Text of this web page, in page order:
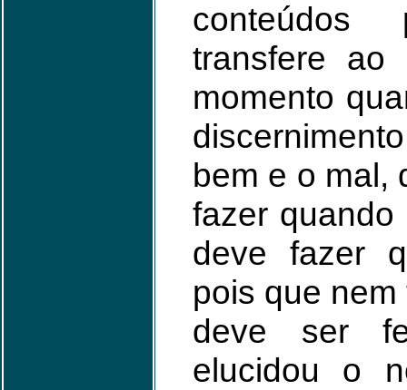
transfere
momento
bem e o mal,
fazer
deve fazer
pois que
deve ser
elucidou o